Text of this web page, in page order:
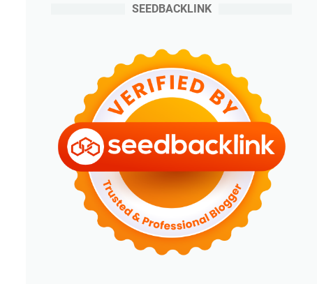
SEEDBACKLINK